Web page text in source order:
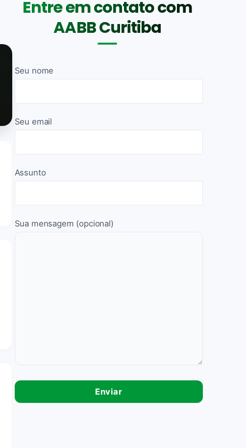
Entre em contato com
AABB Curitiba
Seu nome
Seu email
Assunto
Sua mensagem (opcional)